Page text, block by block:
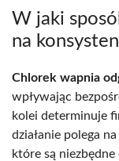
W jaki
na
Chlorek wapnia
wpływając
kolei determinuje
działanie polega
które są niezbędne